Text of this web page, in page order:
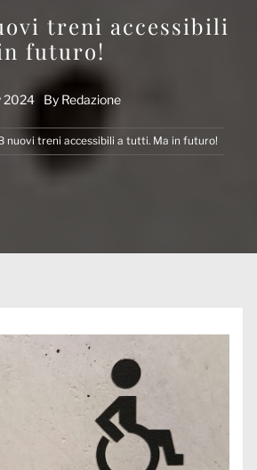
treni accessibili
futuro!
2024 By Redazione
nuovi treni accessibili a tutti. Ma in futuro!